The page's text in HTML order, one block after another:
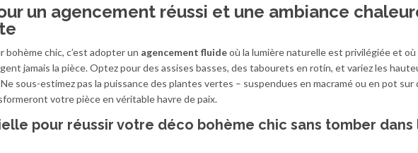
un agencement réussi et une ambiance
bohème chic, c’est adopter un agencement fluideoù la lumière naturelle est privilégiée et où
jamais la pièce. Optez pour des assises basses, des tabourets en rotin, et variez les
Ne sous-estimez pas la puissance des plantes vertes – suspendues en macramé ou en pot sur
votre pièce en véritable havre de paix.
pour réussir votre déco bohème chic sans tomber dans